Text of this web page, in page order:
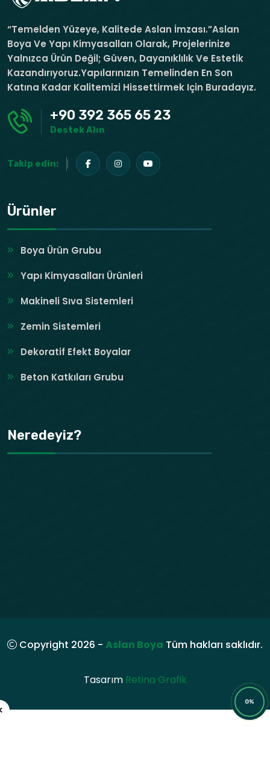
“Temelden Yüzeye, Kalitede Aslan İmzası.”Aslan
Boya Ve Yapı Kimyasalları Olarak, Projelerinize
Yalnızca Ürün Değil; Güven, Dayanıklılık Ve Estetik
Kazandırıyoruz.Yapılarınızın Temelinden En Son
Katına Kadar Kalitemizi Hissettirmek Için Buradayız.
+90 392 365 65 23
Destek Alın
Takip edin:
Ürünler
Boya Ürün Grubu
Yapı Kimyasalları Ürünleri
Makineli Sıva Sistemleri
Zemin Sistemleri
Dekoratif Efekt Boyalar
Beton Katkıları Grubu
Neredeyiz?
Copyright 2026 - Aslan Boya Tüm hakları saklıdır.
Tasarım Retina Grafik
0%